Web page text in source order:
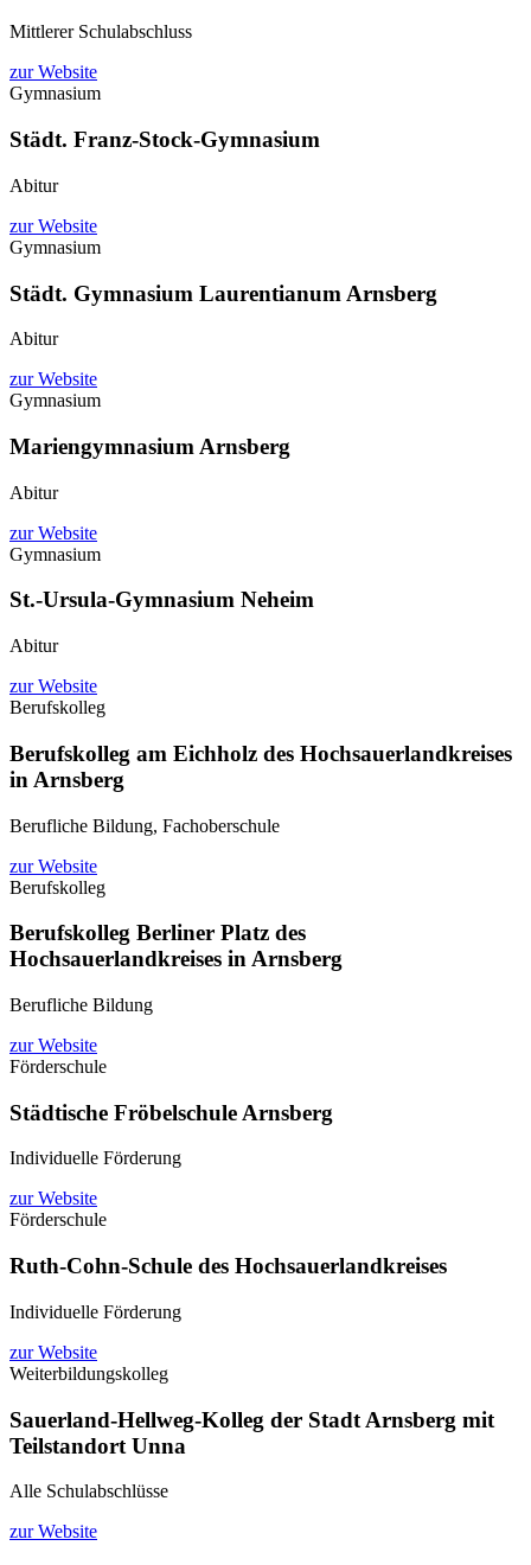
Mittlerer Schulabschluss
zur Website
Gymnasium
Städt. Franz-Stock-Gymnasium
Abitur
zur Website
Gymnasium
Städt. Gymnasium Laurentianum Arnsberg
Abitur
zur Website
Gymnasium
Mariengymnasium Arnsberg
Abitur
zur Website
Gymnasium
St.-Ursula-Gymnasium Neheim
Abitur
zur Website
Berufskolleg
Berufskolleg am Eichholz des Hochsauerlandkreises
in Arnsberg
Berufliche Bildung, Fachoberschule
zur Website
Berufskolleg
Berufskolleg Berliner Platz des
Hochsauerlandkreises in Arnsberg
Berufliche Bildung
zur Website
Förderschule
Städtische Fröbelschule Arnsberg
Individuelle Förderung
zur Website
Förderschule
Ruth-Cohn-Schule des Hochsauerlandkreises
Individuelle Förderung
zur Website
Weiterbildungskolleg
Sauerland-Hellweg-Kolleg der Stadt Arnsberg mit
Teilstandort Unna
Alle Schulabschlüsse
zur Website